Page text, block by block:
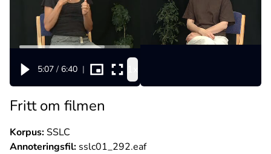
5:07 / 6:40 |
Fritt om filmen
Korpus:SSLC
Annoteringsfil: sslc01_292.eaf